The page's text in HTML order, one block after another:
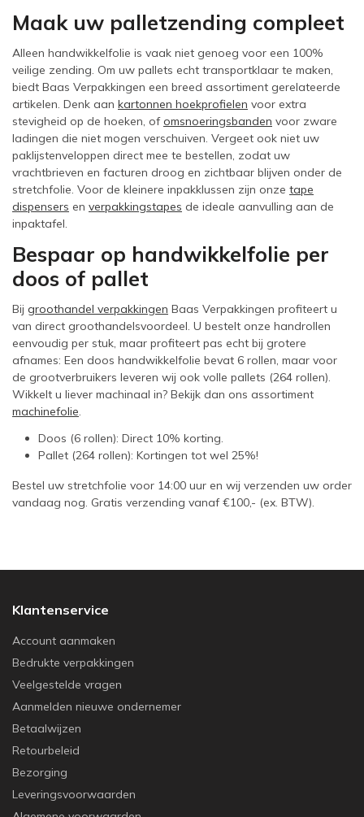
Maak uw palletzending compleet
Alleen handwikkelfolie is vaak niet genoeg voor een 100%
veilige zending. Om uw pallets echt transportklaar te maken,
biedt Baas Verpakkingen een breed assortiment gerelateerde
artikelen. Denk aan kartonnen hoekprofielen voor extra
stevigheid op de hoeken, ofomsnoeringsbanden voor zware
ladingen die niet mogen verschuiven. Vergeet ook niet uw
paklijstenveloppen direct mee te bestellen, zodat uw
vrachtbrieven en facturen droog en zichtbaar blijven onder de
stretchfolie. Voor de kleinere inpakklussen zijn onze tape
dispensers en verpakkingstapes de ideale aanvulling aan de
inpaktafel.
Bespaar op handwikkelfolie per
doos of pallet
Bij groothandel verpakkingen Baas Verpakkingen profiteert u
van direct groothandelsvoordeel. U bestelt onze handrollen
eenvoudig per stuk, maar profiteert pas echt bij grotere
afnames: Een doos handwikkelfolie bevat 6 rollen, maar voor
de grootverbruikers leveren wij ook volle pallets (264 rollen).
Wikkelt u liever machinaal in? Bekijk dan ons assortiment
machinefolie.
Doos (6 rollen): Direct 10% korting.
Pallet (264 rollen): Kortingen tot wel 25%!
Bestel uw stretchfolie voor 14:00 uur en wij verzenden uw order
vandaag nog. Gratis verzending vanaf €100,- (ex. BTW).
Klantenservice
Account aanmaken
Bedrukte verpakkingen
Veelgestelde vragen
Aanmelden nieuwe ondernemer
Betaalwijzen
Retourbeleid
Bezorging
Leveringsvoorwaarden